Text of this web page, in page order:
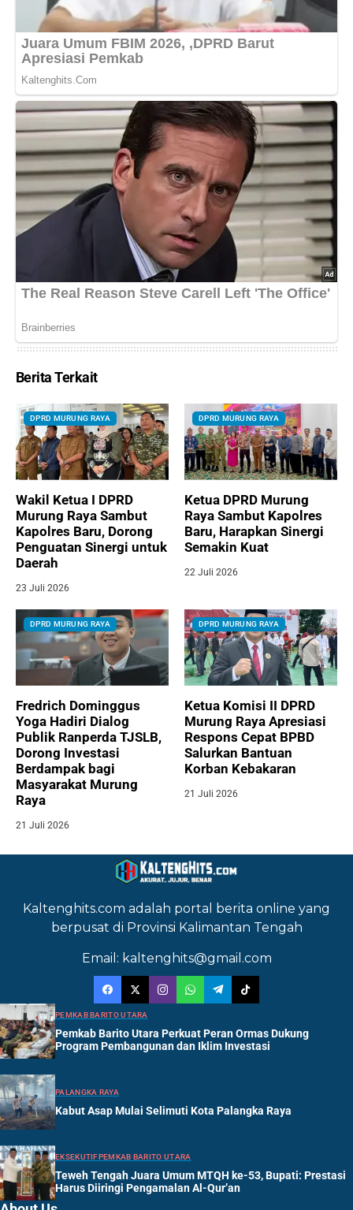
Berita Terkait
DPRD MURUNG RAYA
Wakil Ketua I DPRD
Murung Raya Sambut
Kapolres Baru, Dorong
Penguatan Sinergi untuk
Daerah
23 Juli 2026
DPRD MURUNG RAYA
Ketua DPRD Murung
Raya Sambut Kapolres
Baru, Harapkan Sinergi
Semakin Kuat
22 Juli 2026
DPRD MURUNG RAYA
Fredrich Dominggus
Yoga Hadiri Dialog
Publik Ranperda TJSLB,
Dorong Investasi
Berdampak bagi
Masyarakat Murung
Raya
21 Juli 2026
DPRD MURUNG RAYA
Ketua Komisi II DPRD
Murung Raya Apresiasi
Respons Cepat BPBD
Salurkan Bantuan
Korban Kebakaran
21 Juli 2026
Kaltenghits.com adalah portal berita online yang
berpusat di Provinsi Kalimantan Tengah
Email: kaltenghits@gmail.com
PEMKAB BARITO UTARA
Pemkab Barito Utara Perkuat Peran Ormas Dukung
Program Pembangunan dan Iklim Investasi
PALANGKA RAYA
Kabut Asap Mulai Selimuti Kota Palangka Raya
EKSEKUTIFPEMKAB BARITO UTARA
Teweh Tengah Juara Umum MTQH ke-53, Bupati: Prestasi
Harus Diiringi Pengamalan Al-Qur’an